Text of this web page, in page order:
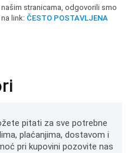
stranicama, odgovorili smo
link: ČESTO POSTAVLJENA
pitati za sve potrebne
plaćanjima, dostavom i
pri kupovini pozovite nas